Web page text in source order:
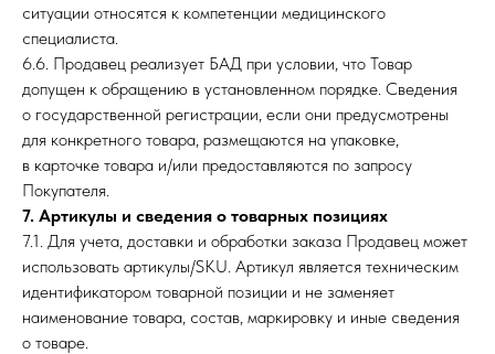
ситуации относятся к компетенции медицинского
специалиста.
6.6. Продавец реализует БАД при условии, что Товар
допущен к обращению в установленном порядке. Сведения
о государственной регистрации, если они предусмотрены
для конкретного товара, размещаются на упаковке,
в карточке товара и/или предоставляются по запросу
Покупателя.
7. Артикулы и сведения о товарных позициях
7.1. Для учета, доставки и обработки заказа Продавец может
использовать артикулы/SKU. Артикул является техническим
идентификатором товарной позиции и не заменяет
наименование товара, состав, маркировку и иные сведения
о товаре.